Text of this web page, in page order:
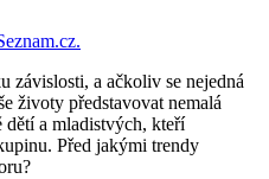
závislosti, a ačkoliv se nejedná
životy představovat nemalá
dětí a mladistvých, kteří
Před jakými trendy